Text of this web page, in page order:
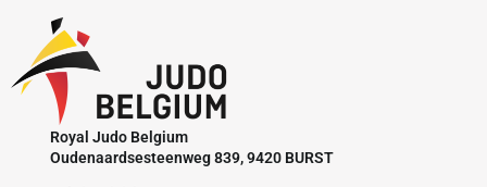
Royal Judo Belgium
Oudenaardsesteenweg 839, 9420 BURST